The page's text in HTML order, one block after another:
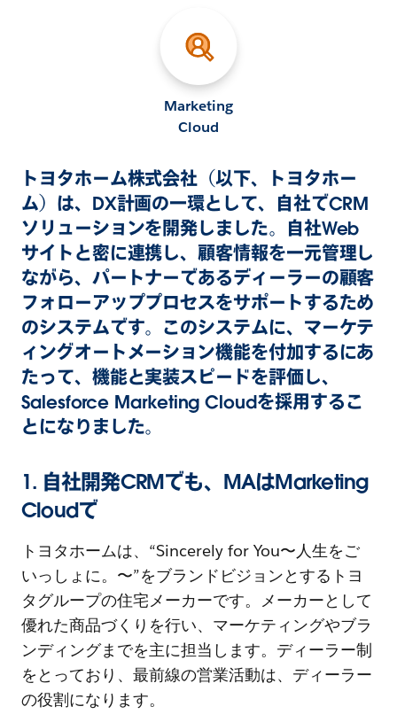
Marketing
Cloud
トヨタホーム株式会社（以下、トヨタホー
ム）は、DX計画の一環として、自社でCRM
ソリューションを開発しました。自社Web
サイトと密に連携し、顧客情報を一元管理し
ながら、パートナーであるディーラーの顧客
フォローアッププロセスをサポートするため
のシステムです。このシステムに、マーケテ
ィングオートメーション機能を付加するにあ
たって、機能と実装スピードを評価し、
Salesforce Marketing Cloudを採用するこ
とになりました。
1. 自社開発CRMでも、MAはMarketing
Cloudで
トヨタホームは、“Sincerely for You〜人生をご
いっしょに。〜”をブランドビジョンとするトヨ
タグループの住宅メーカーです。メーカーとして
優れた商品づくりを行い、マーケティングやブラ
ンディングまでを主に担当します。ディーラー制
をとっており、最前線の営業活動は、ディーラー
の役割になります。